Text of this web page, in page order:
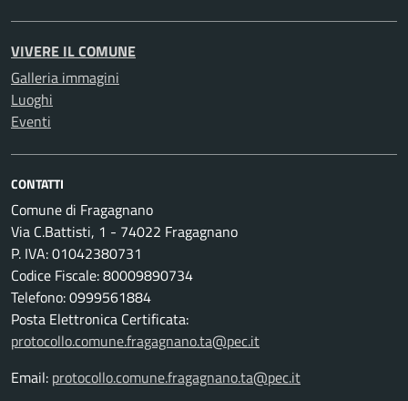
VIVERE IL COMUNE
Galleria immagini
Luoghi
Eventi
CONTATTI
Comune di Fragagnano
Via C.Battisti, 1 - 74022 Fragagnano
P. IVA: 01042380731
Codice Fiscale: 80009890734
Telefono: 0999561884
Posta Elettronica Certificata:
protocollo.comune.fragagnano.ta@pec.it
Email: protocollo.comune.fragagnano.ta@pec.it